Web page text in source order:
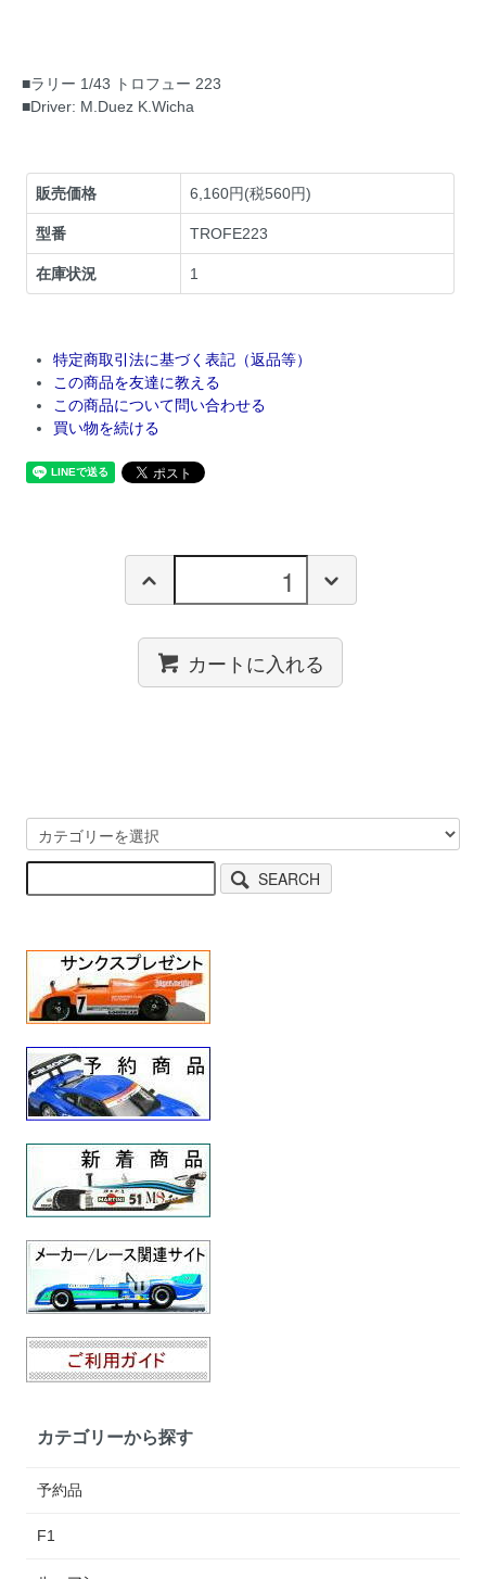
■ラリー 1/43 トロフュー 223
■Driver: M.Duez K.Wicha
販売価格 6,160円(税560円)
型番 TROFE223
在庫状況 1
特定商取引法に基づく表記（返品等）
この商品を友達に教える
この商品について問い合わせる
買い物を続ける
カートに入れる
SEARCH
カテゴリーから探す
予約品
F1